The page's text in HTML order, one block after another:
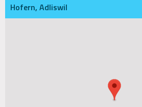
Hofern, Adliswil